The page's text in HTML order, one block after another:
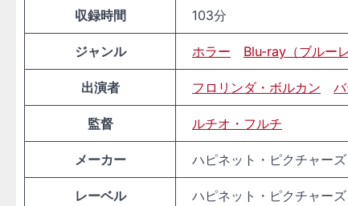
収録時間 103分
ジャンル ホラー Blu-ray（ブルーレ
出演者 フロリンダ・ボルカン
監督 ルチオ・フルチ
メーカー ハピネット・ピクチャー
レーベル ハピネット・ピクチャー